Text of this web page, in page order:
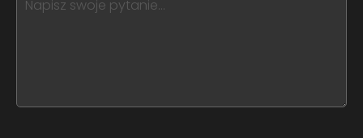
leave